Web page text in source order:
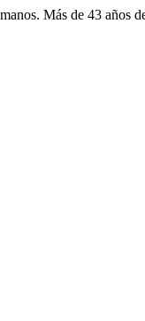
Más de 43 años